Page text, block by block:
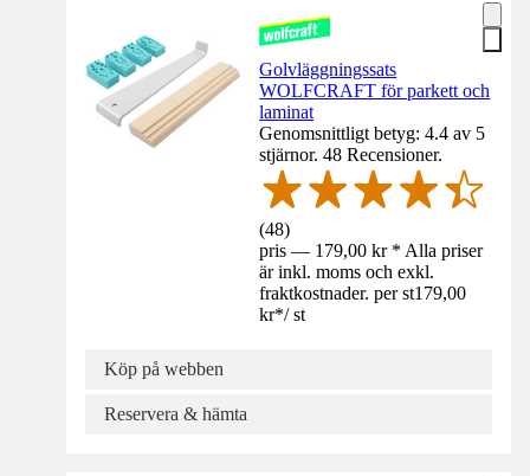
Golvläggningssats
WOLFCRAFT för parkett och
laminat
Genomsnittligt betyg: 4.4 av 5
stjärnor. 48 Recensioner.
(48)
pris — 179,00 kr * Alla priser
är inkl. moms och exkl.
fraktkostnader. per st179,00
kr*/ st
Köp på webben
Reservera & hämta